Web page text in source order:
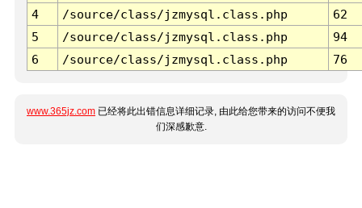
4
/source/class/jzmysql.class.php
62
5
/source/class/jzmysql.class.php
94
6
/source/class/jzmysql.class.php 76
www.365jz.com 已经将此出错信息详细记录, 由此给您带来的访问不便我
们深感歉意.